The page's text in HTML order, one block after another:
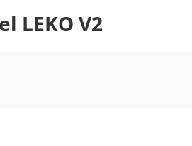
LEKO V2